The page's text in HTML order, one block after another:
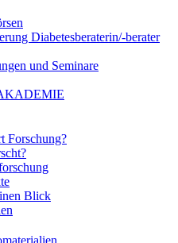
Diabetesberaterin/­-berater
und Seminare
Forschung?
Blick